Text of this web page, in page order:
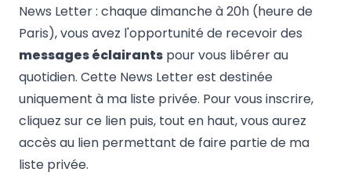
News Letter : chaque dimanche à 20h (heure de
Paris), vous avez l'opportunité de recevoir des
messages éclairants pour vous libérer au
quotidien. Cette News Letter est destinée
uniquement à ma liste privée. Pour vous inscrire,
cliquez surce lien puis, tout en haut, vous aurez
accès au lien permettant de faire partie de ma
liste privée.